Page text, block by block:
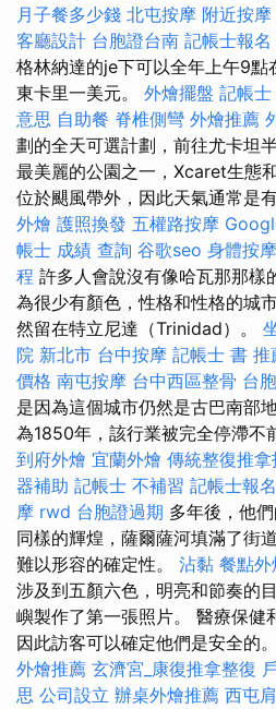
月子餐多少錢 北屯按摩 附近按摩
客廳設計 台胞證台南 記帳士報名
格林納達的je下可以全年上午9點
東卡里一美元。 外燴擺盤 記帳
意思 自助餐 脊椎側彎 外燴推薦
劃的全天可選計劃，前往尤卡坦
最美麗的公園之一，Xcaret生態
位於颶風帶外，因此天氣通常是
外燴 護照換發 五權路按摩
帳士 成績 查詢 谷歌seo 身體按
程 許多人會說沒有像哈瓦那那樣
為很少有顏色，性格和性格的城
然留在特立尼達（Trinidad）。
院 新北市 台中按摩 記帳士 書 推
價格 南屯按摩 台中西區整骨 台
是因為這個城市仍然是古巴南部
為1850年，該行業被完全停滯不
到府外燴 宜蘭外燴 傳統整復推
器補助 記帳士 不補習 記帳士報名
摩 rwd 台胞證過期 多年後，他
同樣的輝煌，薩爾薩河填滿了街
難以形容的確定性。 沾黏 餐點外
涉及到五顏六色，明亮和節奏的
嶼製作了第一張照片。 醫療保健
因此訪客可以確定他們是安全的。
外燴推薦 玄濟宮_康復推拿整復
思 公司設立 辦桌外燴推薦 西屯